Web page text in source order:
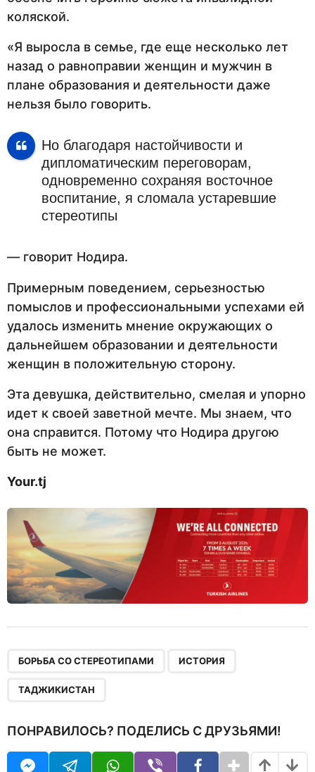
коляской.
«Я выросла в семье, где еще несколько лет
назад о равноправии женщин и мужчин в
плане образования и деятельности даже
нельзя было говорить.
Но благодаря настойчивости и
дипломатическим переговорам,
одновременно сохраняя восточное
воспитание, я сломала устаревшие
стереотипы
— говорит Нодира.
Примерным поведением, серьезностью
помыслов и профессиональными успехами ей
удалось изменить мнение окружающих о
дальнейшем образовании и деятельности
женщин в положительную сторону.
Эта девушка, действительно, смелая и упорно
идет к своей заветной мечте. Мы знаем, что
она справится. Потому что Нодира другою
быть не может.
Your.tj
БОРЬБА СО СТЕРЕОТИПАМИ ИСТОРИЯ
ТАДЖИКИСТАН
ПОНРАВИЛОСЬ? ПОДЕЛИСЬ С ДРУЗЬЯМИ!